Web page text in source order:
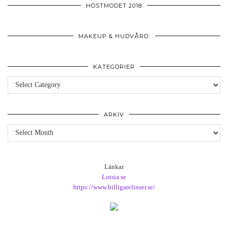
HÖSTMODET 2018
MAKEUP & HUDVÅRD:
KATEGORIER
Kategorier
ARKIV
Arkiv
Länkar
Lotsia.se
https://www.billigarelinser.se/